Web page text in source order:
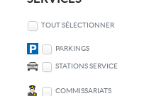
TOUT SÉLECTIONNER
PARKINGS
STATIONS SERVICE
COMMISSARIATS